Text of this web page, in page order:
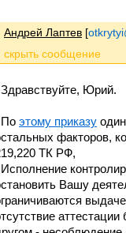
Андрей Лаптев [
Здравствуйте, Юрий.
По этому приказу
факторов,
ТК РФ,
Исполнение
Вашу